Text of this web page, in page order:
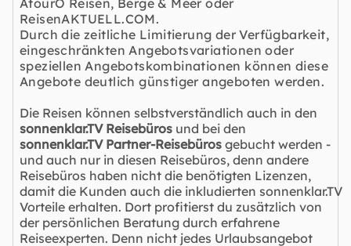
ReisenAKTUELL.COM.
Durch die zeitliche Limitierung der Verfügbarkeit,
eingeschränkten Angebotsvariationen oder
speziellen Angebotskombinationen können diese
Angebote deutlich günstiger angeboten werden.
Die Reisen können selbstverständlich auch in den
sonnenklar.TV Reisebüros und bei den
sonnenklar.TV Partner-Reisebüros gebucht werden -
und auch nur in diesen Reisebüros, denn andere
Reisebüros haben nicht die benötigten Lizenzen,
damit die Kunden auch die inkludierten sonnenklar.TV
Vorteile erhalten. Dort profitierst du zusätzlich von
der persönlichen Beratung durch erfahrene
Reiseexperten. Denn nicht jedes Urlaubsangebot